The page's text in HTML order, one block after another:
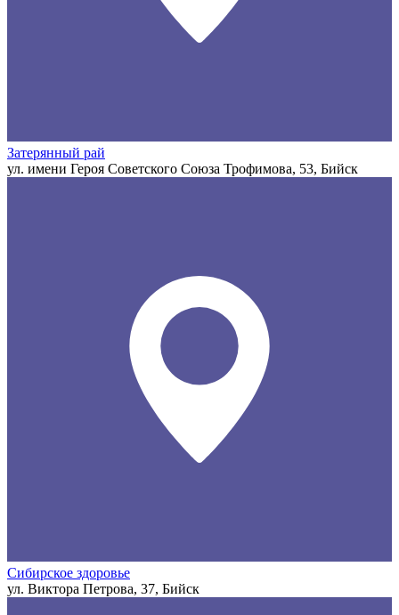
Затерянный рай
ул. имени Героя Советского Союза Трофимова, 53, Бийск
Сибирское здоровье
ул. Виктора Петрова, 37, Бийск